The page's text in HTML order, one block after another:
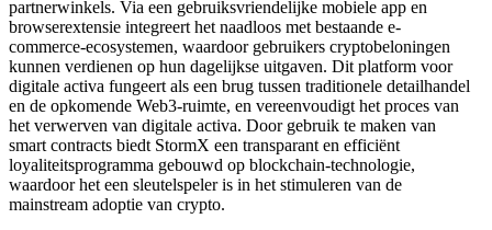
partnerwinkels. Via een gebruiksvriendelijke mobiele app en
browserextensie integreert het naadloos met bestaande e-
commerce-ecosystemen, waardoor gebruikers cryptobeloningen
kunnen verdienen op hun dagelijkse uitgaven. Dit platform voor
digitale activa fungeert als een brug tussen traditionele detailhandel
en de opkomende Web3-ruimte, en vereenvoudigt het proces van
het verwerven van digitale activa. Door gebruik te maken van
smart contracts biedt StormX een transparant en efficiënt
loyaliteitsprogramma gebouwd op blockchain-technologie,
waardoor het een sleutelspeler is in het stimuleren van de
mainstream adoptie van crypto.